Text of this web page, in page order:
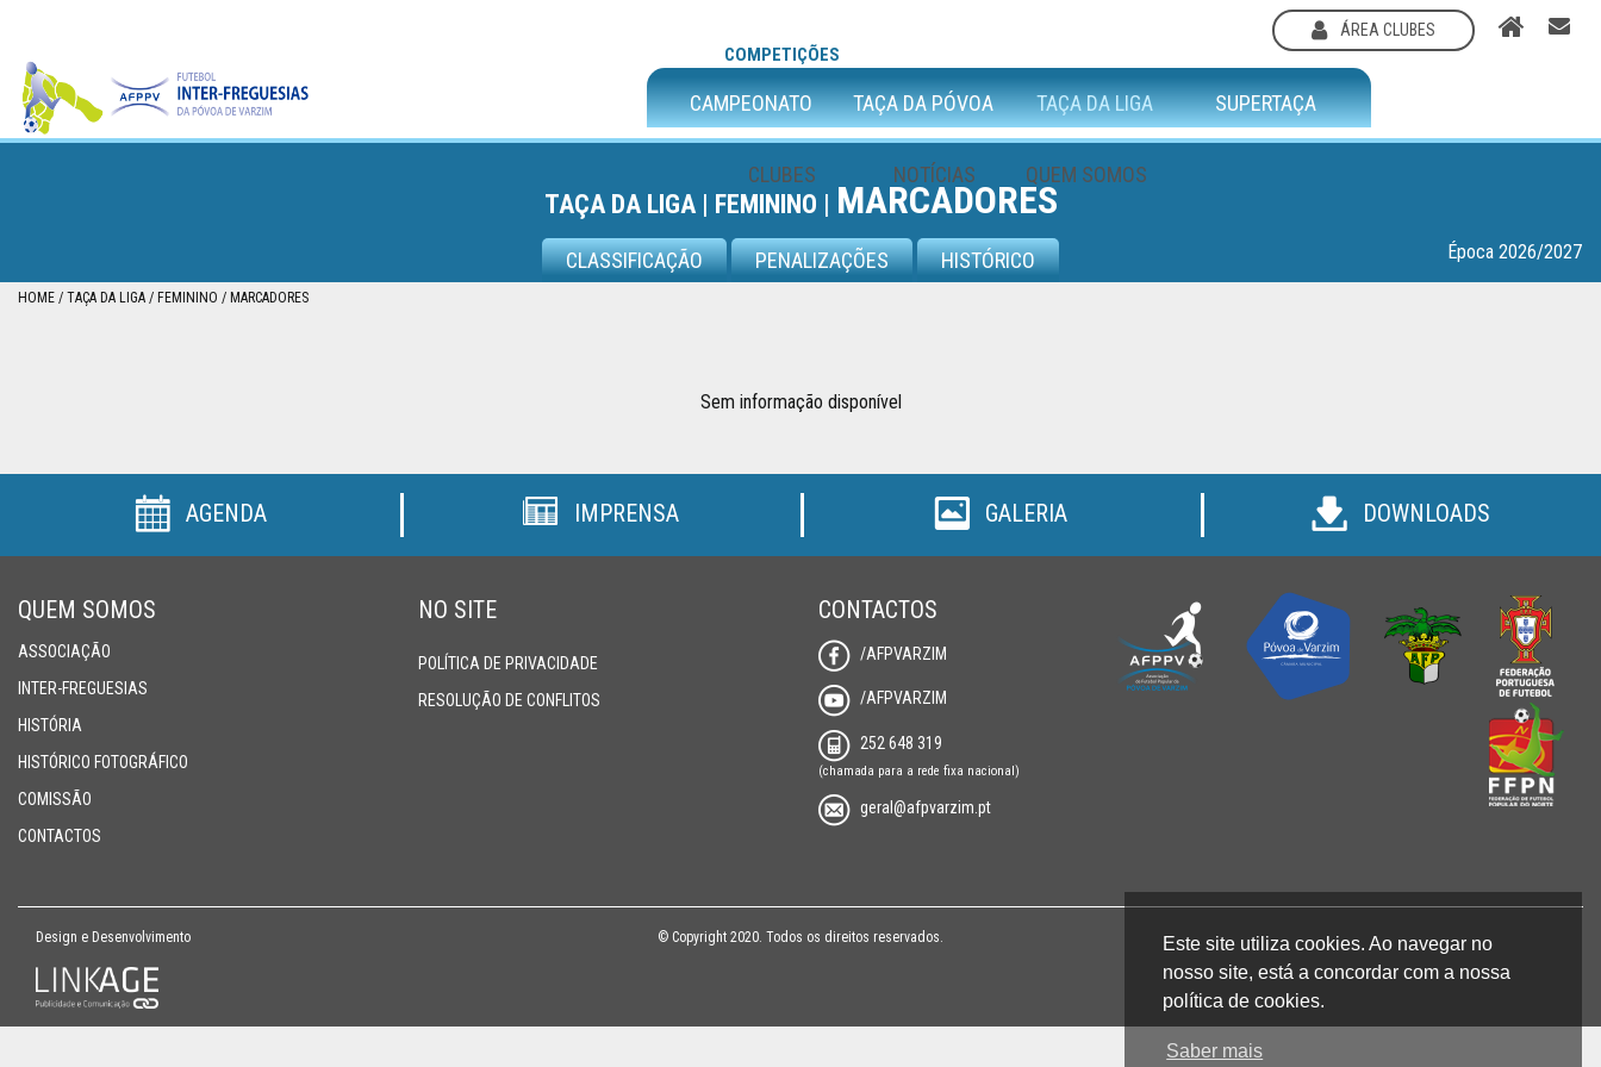
Este site utiliza cookies. Ao navegar no
nosso site, está a concordar com a nossa
política de cookies.
Saber mais
COMPETIÇÕES
CAMPEONATO TAÇA DA PÓVOA TAÇA DA LIGA SUPERTAÇA
CLUBES NOTÍCIAS QUEM SOMOS
ÁREA CLUBES
TAÇA
DA
CLUBES
QUEM
SOMOS
TAÇA DA LIGA | FEMININO | MARCADORES
CLASSIFICAÇÃO PENALIZAÇÕES HISTÓRICO Época 2026/2027
HOME TAÇA DA LIGA FEMININO MARCADORES
Sem informação disponível
AGENDA IMPRENSA GALERIA DOWNLOADS
QUEM SOMOS
ASSOCIAÇÃO
INTER-FREGUESIAS
HISTÓRIA
HISTÓRICO FOTOGRÁFICO
COMISSÃO
CONTACTOS
NO SITE
POLÍTICA DE PRIVACIDADE
RESOLUÇÃO DE CONFLITOS
CONTACTOS
/AFPVARZIM
/AFPVARZIM
252 648 319
(chamada para a rede fixa nacional)
geral@afpvarzim.pt
Design e Desenvolvimento © Copyright 2020. Todos os direitos reservados.